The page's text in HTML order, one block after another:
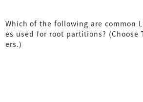
Which of the following are common
es used for root partitions? (Choose
ers.)